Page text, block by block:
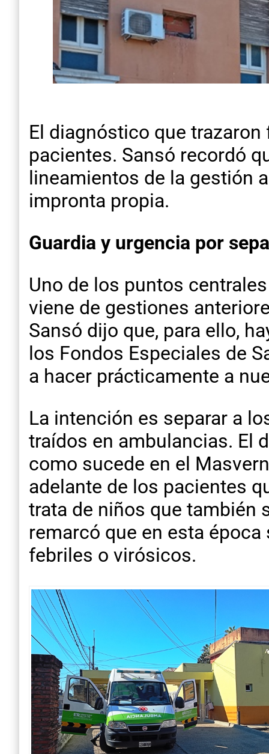
El diagnóstico que
pacientes. Sansó recordó
lineamientos de la gestión
impronta propia.
Guardia y urgencia por
Uno de los puntos
viene de gestiones
Sansó dijo que, para ello,
los Fondos Especiales de
a hacer prácticamente a
La intención es separar a
traídos en ambulancias. El
como sucede en el
adelante de los pacientes
trata de niños que también
remarcó que en esta
febriles o virósicos.